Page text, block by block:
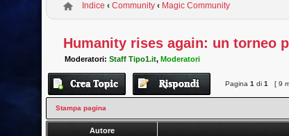
Indice ‹ Community ‹ Magic Community
Humanity rises again: un torneo
Moderatori:Staff Tipo1.it,Moderatori
Pagina1 di1 [ 9
Stampa pagina
Autore